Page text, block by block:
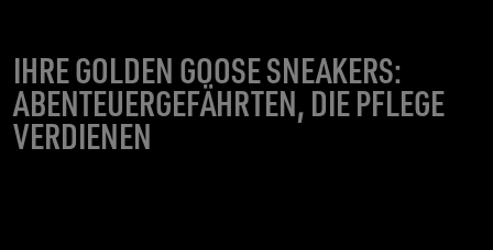
IHRE GOLDEN GOOSE SNEAKERS:
ABENTEUERGEFÄHRTEN, DIE PFLEGE
VERDIENEN